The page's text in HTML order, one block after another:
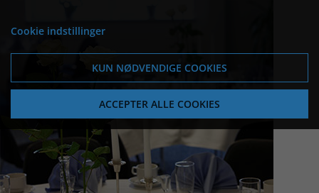
Cookie indstillinger
KUN NØDVENDIGE COOKIES
ACCEPTER ALLE COOKIES